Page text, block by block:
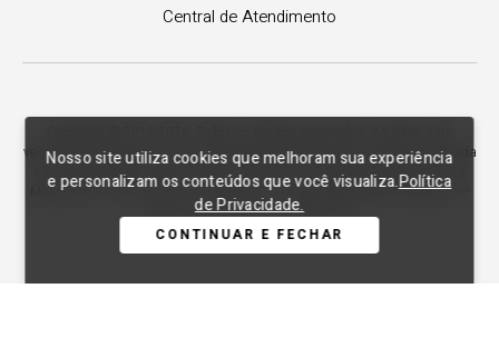
Nosso site utiliza cookies que melhoram sua experiência
e personalizam os conteúdos que você visualiza.Política
de Privacidade.
CONTINUAR E FECHAR
Central de Atendimento
veiculadas, logotipo e marca são de propriedade de Lança Perfume. É vedada
a sua reprodução, total ou parcial. Indústria e Comércio de Confecções La
Moda LTDA - CNPJ 79.653.119/0009-70 – Acesso estadual Rio Maina, nº
1925 - Vila Macarini - Criciúma/SC.